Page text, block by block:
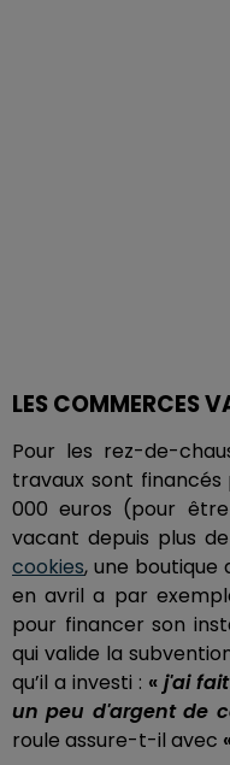
LES COMMERCES
Pour les rez-de-
travaux sont
000 euros (pour
vacant depuis plus
cookies, une boutique
en avril a par
pour financer son
qui valide la
qu’il a investi : « j'ai
un peu d'argent de
roule assure-t-il avec